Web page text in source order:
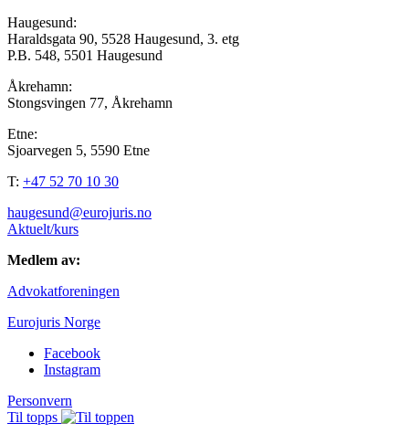
Haugesund:
Haraldsgata 90, 5528 Haugesund, 3. etg
P.B. 548, 5501 Haugesund
Åkrehamn:
Stongsvingen 77, Åkrehamn
Etne:
Sjoarvegen 5, 5590 Etne
T: +47 52 70 10 30
haugesund@eurojuris.no
Aktuelt/kurs
Medlem av:
Advokatforeningen
Eurojuris Norge
Facebook
Instagram
Personvern
Til topps